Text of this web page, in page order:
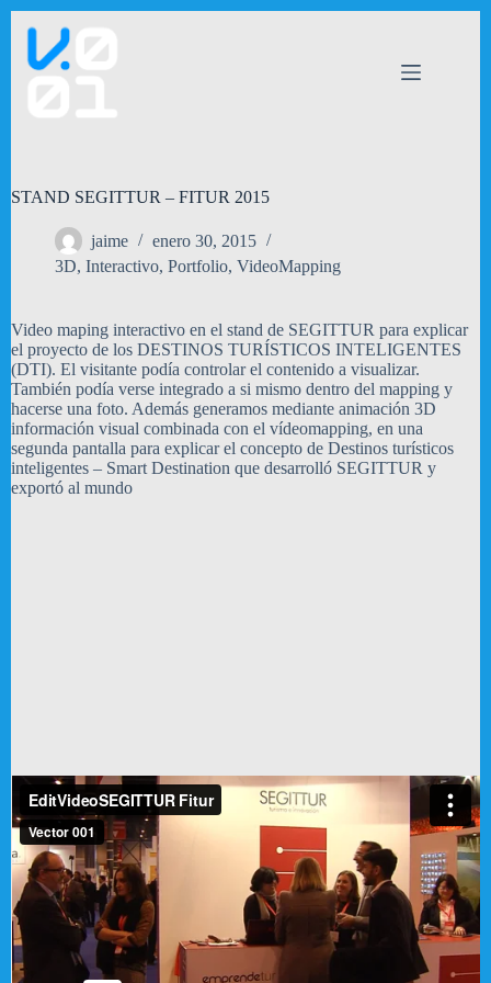
contenido
STAND SEGITTUR – FITUR 2015
jaime
enero 30, 2015
3D, Interactivo, Portfolio, VideoMapping
Video maping interactivo en el stand de SEGITTUR para explicar
el proyecto de los DESTINOS TURÍSTICOS INTELIGENTES
(DTI). El visitante podía controlar el contenido a visualizar.
También podía verse integrado a si mismo dentro del mapping y
hacerse una foto. Además generamos mediante animación 3D
información visual combinada con el vídeomapping, en una
segunda pantalla para explicar el concepto de Destinos turísticos
inteligentes – Smart Destination que desarrolló SEGITTUR y
exportó al mundo